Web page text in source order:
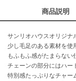
セルフォード
célon
セロン
Clarks Premium
クラークス
商品説明
サンリオハウスオリジナ
少し毛足のある素材を使
もふもふ感がたまらない
チェーンの部分にはハー
特別感たっぷりなチャー